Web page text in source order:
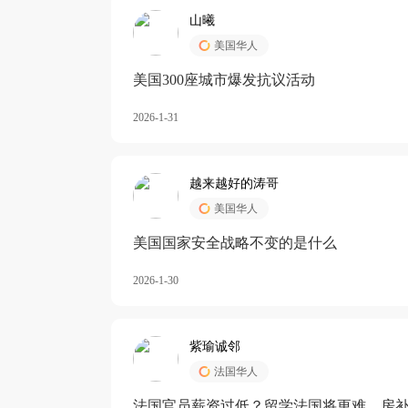
山曦
美国华人
美国300座城市爆发抗议活动
2026-1-31
越来越好的涛哥
美国华人
美国国家安全战略不变的是什么
2026-1-30
紫瑜诚邻
法国华人